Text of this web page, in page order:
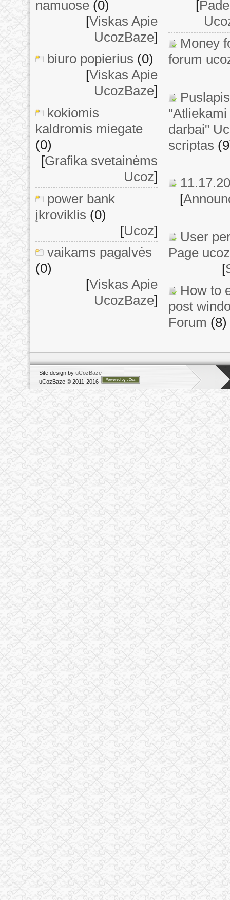
namuose (0)
[Viskas Apie
UcozBaze]
biuro popierius (0)
[Viskas Apie
UcozBaze]
kokiomis
kaldromis miegate
(0)
[Grafika svetainėms
Ucoz]
power bank
įkroviklis (0)
[Ucoz]
vaikams pagalvės
(0)
[Viskas Apie
UcozBaze]
[
Money
forum
Puslapis
darbai"
scriptas
[
User
Page ucoz
[
How to
post
Forum (8)
Site design by uCozBaze
uCozBaze © 2011-2016